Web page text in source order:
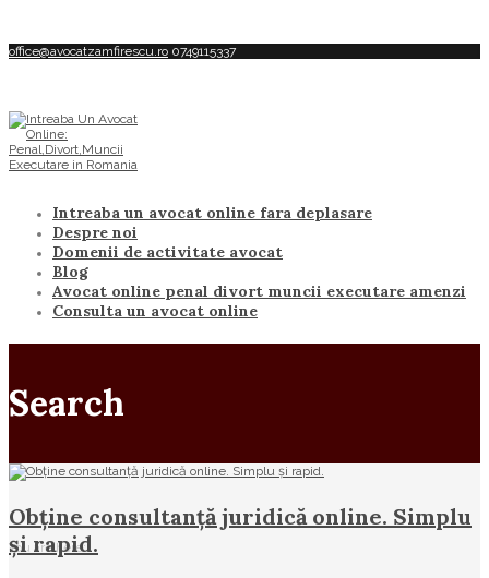
office@avocatzamfirescu.ro 0749115337
Intreaba un avocat online fara deplasare
Despre noi
Domenii de activitate avocat
Blog
Avocat online penal divort muncii executare amenzi
Consulta un avocat online
Search
You are here:
Obține consultanță juridică online. Simplu
și rapid.